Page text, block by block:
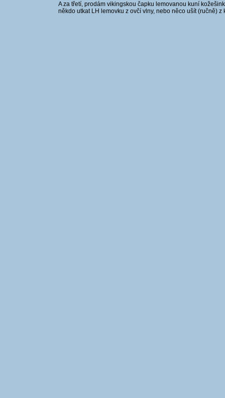
A za třetí, prodám vikingskou čapku lemovanou kuní
někdo utkat LH lemovku z ovčí vlny, nebo něco ušít (ručně)